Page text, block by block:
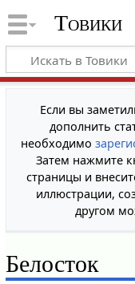
Товики
Если вы
дополнить
необходимо
Затем нажмите
страницы и
иллюстрации,
другом
Белосток